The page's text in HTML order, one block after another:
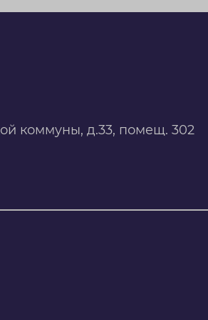
коммуны, д.33, помещ. 302